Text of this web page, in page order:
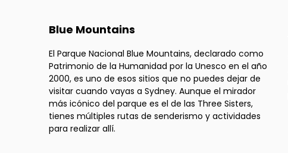
Blue Mountains
El Parque Nacional Blue Mountains, declarado como
Patrimonio de la Humanidad por la Unesco en el año
2000, es uno de esos sitios que no puedes dejar de
visitar cuando vayas a Sydney. Aunque el mirador
más icónico del parque es el de las Three Sisters,
tienes múltiples rutas de senderismo y actividades
para realizar allí.